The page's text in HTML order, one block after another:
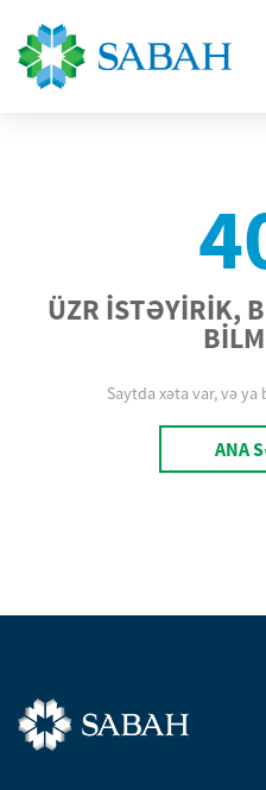
ÜZR İSTƏYİRİK,
Saytda xəta var, və
ANA